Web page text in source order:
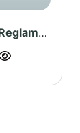
Comentarios al Reglamento de Inscripciones del Registro de Predios